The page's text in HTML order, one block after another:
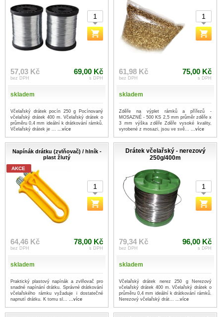
57,03 Kč
bez DPH
69,00 Kč
s DPH
skladem
Včelařský drátek pocín 250 g Pocínovaný
včelařský drátek 400 m. Včelařský drátek o
průměru 0,4 mm ideální k drátkování rámků.
Včelařský drátek je ... ...více
61,98 Kč
bez DPH
75,00 Kč
s DPH
skladem
Zděře na výplet rámků a přířezů -
MOSAZNÉ - 500 KS 2,5 mm průměr zděře x
3 mm výška zděře Zděře vysoké kvality,
vyrobené z mosazi, jsou ve svě... ...více
Napínák drátku (zvlňovač) / hlník -
plast žlutý
AKCE
64,46 Kč
bez DPH
78,00 Kč
s DPH
skladem
Praktický plastový napínák a zvlňovač pro
snadné napínání drátku. Správné drátkování
včelařského rámku vyžaduje i dostatečné
napnutí drátku. K tomu sl... ...více
Drátek včelařský - nerezový
250g/400m
79,34 Kč
bez DPH
96,00 Kč
s DPH
skladem
Včelařský drátek nerez 250 g Nerezový
včelařský drátek 400 m. Včelařský drátek o
průměru 0,4 mm ideální k drátkování rámků.
Nerezový včelařský drát... ...více